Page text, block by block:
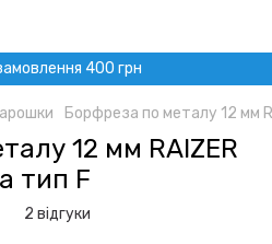
400 грн
Борфреза по металу 12 мм
12 мм RAIZER
тип F
2 відгуки